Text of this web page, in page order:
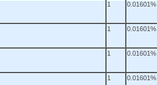
1 0.01601%
1 0.01601%
1 0.01601%
1 0.01601%